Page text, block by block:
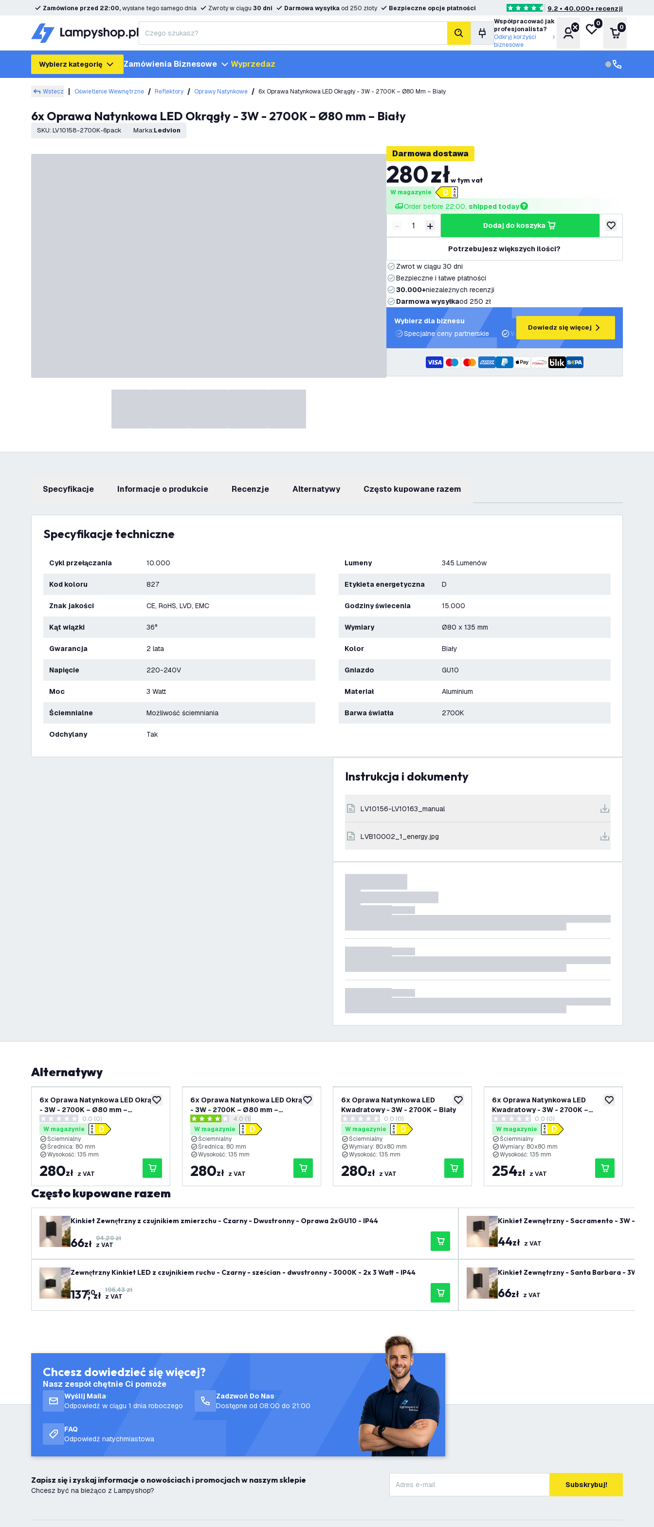
Zamówione przed 22:00,wysłane tego samego dnia Zwroty w ciągu 30 dni Darmowa wysyłka od 250 złoty Bezpieczne opcje płatności 4.6 Gwiazdki oceny9.2 • 40.000+ recenzji
Szukaj
Współpracować jak
profesjonalista?
Odkryj korzyści
biznesowe
KontoMoja lista życzeń
0
Koszyk
0
Wybierz kategorię Zamówienia Biznesowe Wyprzedaz Obsługa
Obsługa
Wstecz Oświetlenie Wewnętrzne Reflektory Oprawy Natynkowe 6x Oprawa Natynkowa LED Okrągły - 3W - 2700K – Ø80 Mm – Biały
6x Oprawa Natynkowa LED Okrągły - 3W - 2700K – Ø80 mm – Biały
SKU: LV10158-2700K-6pack Marka: Ledvion
Darmowa dostawa
280złw tym vat
W magazynie
Order before 22:00, shipped today
Zmniejsz ilość
- Zwiększ ilość
+ dodaj do koszyka
dodaj do listy
Potrzebujesz większych ilości?
Zwrot w ciągu 30 dni
Bezpieczne i łatwe płatności
30.000+niezależnych recenzji
Darmowa wysyłkaod 250 zł
Wybierz dla biznesu
Specjalne ceny partnerskie
Wsparcie projektowe i plany oświetleniowe
Dowiedz się więcej
Specyfikacje informacje o produkcie recenzje Alternatywy Często kupowane razem
Specyfikacje techniczne
Cykl przełączania 10.000
Kod koloru 827
Znak jakości CE, RoHS, LVD, EMC
Kąt wiązki 36°
Gwarancja 2 lata
Napięcie 220-240V
Moc 3 Watt
Ściemnialne Możliwość ściemniania
Odchylany Tak
Lumeny 345 Lumenów
Etykieta energetyczna D
Godziny świecenia 15.000
Wymiary Ø80 x 135 mm
Kolor Biały
Gniazdo GU10
Materiał Aluminium
Barwa światła 2700K
Instrukcja i dokumenty
LV10156-LV10163_manual
LVB10002_1_energy.jpg
Alternatywy
dodaj do listy życzeń
6x Oprawa Natynkowa LED Okrągły
- 3W - 2700K – Ø80 mm –
Biały/Złoty
0 Gwiazdki oceny0.0 (0)
W magazynie
Ściemnialny
Średnica: 80 mm
Wysokość: 135 mm
280zł z VAT
dodaj do listy życzeń
6x Oprawa Natynkowa LED Okrągły
- 3W - 2700K – Ø80 mm –
Czarny/Złotyotwórz panel recenzji
4 Gwiazdki oceny4.0 (1)
W magazynie
Ściemnialny
Średnica: 80 mm
Wysokość: 135 mm
280zł z VAT
dodaj do listy życzeń
6x Oprawa Natynkowa LED
Kwadratowy - 3W - 2700K – Biały
0 Gwiazdki oceny0.0 (0)
W magazynie
Ściemnialny
Wymiary: 80x80 mm
Wysokość: 135 mm
280zł z VAT
dodaj do listy
6x Oprawa Natynkowa LED
Kwadratowy - 3W - 2700K –
Biały/Złoty
0 Gwiazdki oceny0.0 (0)
W magazynie
Ściemnialny
Wymiary: 80x80 mm
Wysokość: 135 mm
254zł z VAT
Często kupowane razem
Kinkiet Zewnętrzny z czujnikiem zmierzchu - Czarny - Dwustronny - Oprawa 2xGU10 - IP44
66zł 94,29 zł
z VAT
Zewnętrzny Kinkiet LED z czujnikiem ruchu - Czarny - sześcian - dwustronny - 3000K - 2x 3 Watt - IP44
137,
50zł 196,43 zł
z VAT
Kinkiet Zewnętrzny - Sacramento - 3W -
44zł z VAT
Kinkiet Zewnętrzny - Santa Barbara - 3W -
66zł z VAT
Chcesz dowiedzieć się więcej?
Nasz zespół chętnie Ci pomoże
Wyślij Maila
Odpowiedź w ciągu 1 dnia roboczego
Zadzwoń Do Nas
Dostępne od 08:00 do 21:00
FAQ
Odpowiedź natychmiastowa
Zapisz się i zyskaj informacje o nowościach i promocjach w naszym sklepie
Chcesz być na bieżąco z Lampyshop?
Subskrybuj!